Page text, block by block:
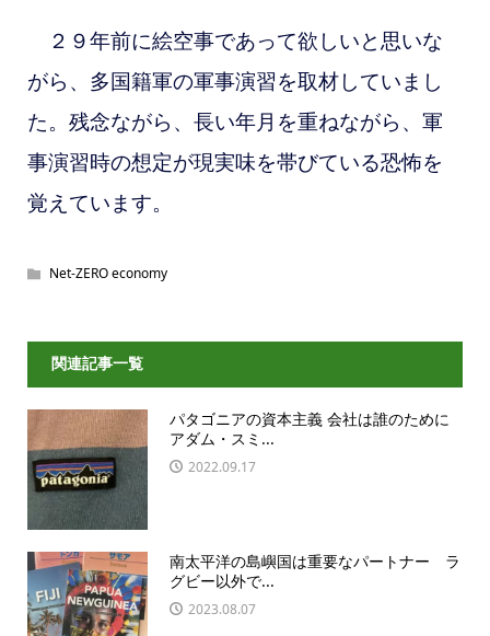
２９年前に絵空事であって欲しいと思いな
がら、多国籍軍の軍事演習を取材していまし
た。残念ながら、長い年月を重ねながら、軍
事演習時の想定が現実味を帯びている恐怖を
覚えています。
Net-ZERO economy
関連記事一覧
パタゴニアの資本主義 会社は誰のために
アダム・スミ...
2022.09.17
南太平洋の島嶼国は重要なパートナー ラ
グビー以外で...
2023.08.07